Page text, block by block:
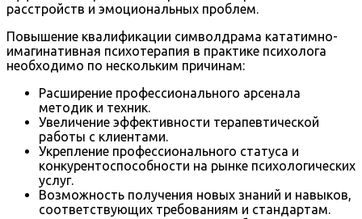
расстройств и эмоциональных проблем.
Повышение квалификации символдрама кататимно-
имагинативная психотерапия в практике психолога
необходимо по нескольким причинам:
Расширение профессионального арсенала
методик и техник.
Увеличение эффективности терапевтической
работы с клиентами.
Укрепление профессионального статуса и
конкурентоспособности на рынке психологических
услуг.
Возможность получения новых знаний и навыков,
соответствующих требованиям и стандартам.